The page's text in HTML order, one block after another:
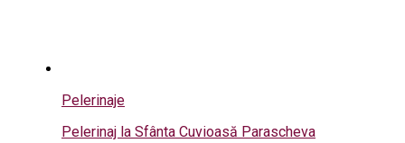
Pelerinaje
Pelerinaj la Sfânta Cuvioasă Parascheva